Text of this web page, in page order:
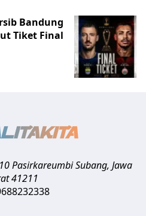
Bandung
Tiket Final
Pasirkareumbi Subang, Jawa
41211